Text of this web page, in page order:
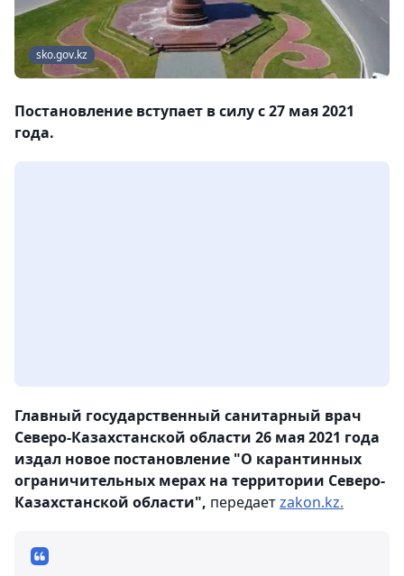
sko.gov.kz
Постановление вступает в силу с 27 мая 2021
года.
Главный государственный санитарный врач
Северо-Казахстанской области 26 мая 2021 года
издал новое постановление "О карантинных
ограничительных мерах на территории Северо-
Казахстанской области", передаетzakon.kz.